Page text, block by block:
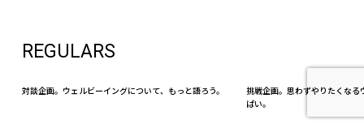
REGULARS
対談企画。ウェルビーイングについて、もっと語ろう。
挑戦企画。思わずやりたくなる
ぱい。